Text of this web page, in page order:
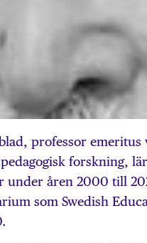
professor
forskning,
under åren 2000 till
som Swedish